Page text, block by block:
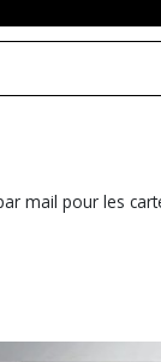
mail pour les